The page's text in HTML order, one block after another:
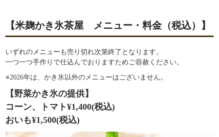
【米麹かき氷茶屋 メニュー・料金（税込）】
いずれのメニューも売り切れ次第終了となります。
一つ一つ手作りで仕込んでおりますためご容赦ください。
※2026年は、かき氷以外のメニューはございません。
【野菜かき氷の提供】
コーン、トマト¥1,400(税込)
おいも¥1,500(税込)